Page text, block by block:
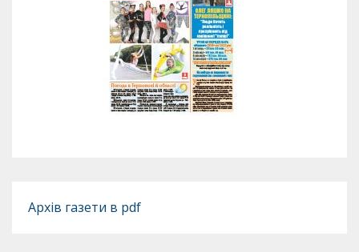
Архів газети в pdf